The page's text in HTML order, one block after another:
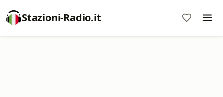
Stazioni-Radio.it